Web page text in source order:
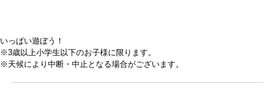
いっぱい遊ぼう！
※3歳以上小学生以下のお子様に限ります。
※天候により中断・中止となる場合がございます。